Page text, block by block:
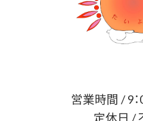
営業時間 / 9
定休日 /